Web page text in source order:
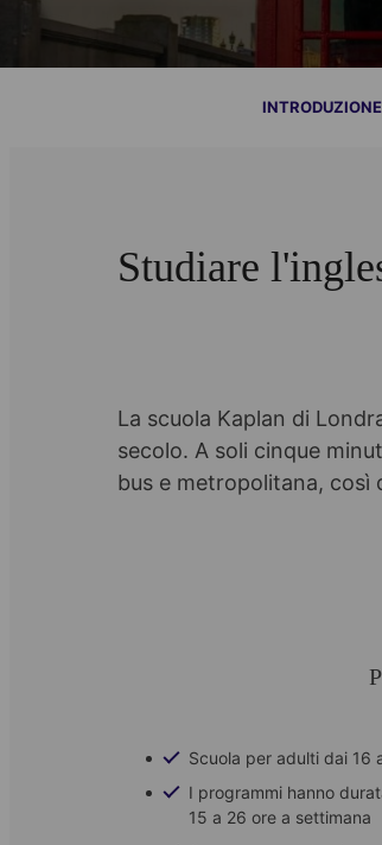
INTRODUZIONE
Studiare
La scuola Kaplan di
secolo. A soli cinque
bus e metropolitana,
Scuola per adulti dai 16
I programmi hanno
15 a 26 ore a settimana